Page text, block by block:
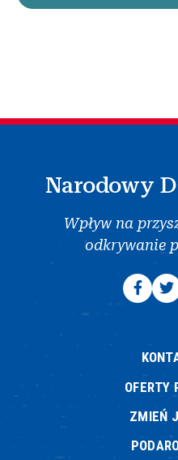
Narodowy
Wpływ na
odkrywanie
OFERTY
ZMIEŃ